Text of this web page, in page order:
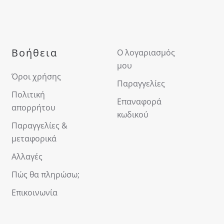
Βοήθεια
Όροι χρήσης
Πολιτική
απορρήτου
Παραγγελίες &
μεταφορικά
Αλλαγές
Πώς θα πληρώσω;
Επικοινωνία
Ο λογαριασμός
μου
Παραγγελίες
Επαναφορά
κωδικού